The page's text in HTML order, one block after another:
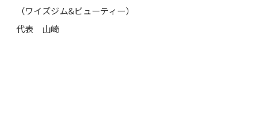
（ワイズジム&ビューティー）
代表 山崎